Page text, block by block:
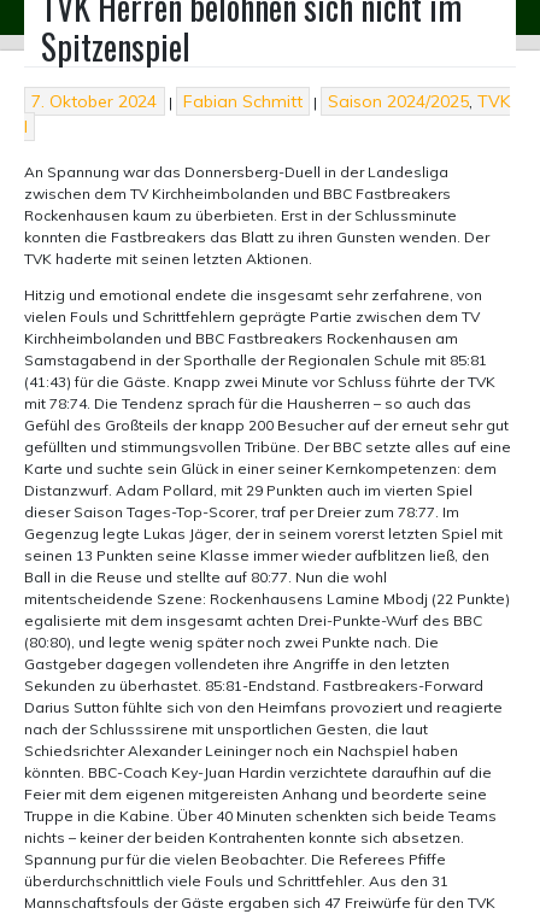
to
contentSpitzenspiel
7. Oktober 2024 | Fabian Schmitt | Saison 2024/2025,TVK
I
An Spannung war das Donnersberg-Duell in der Landesliga
zwischen dem TV Kirchheimbolanden und BBC Fastbreakers
Rockenhausen kaum zu überbieten. Erst in der Schlussminute
konnten die Fastbreakers das Blatt zu ihren Gunsten wenden. Der
TVK haderte mit seinen letzten Aktionen.
Hitzig und emotional endete die insgesamt sehr zerfahrene, von
vielen Fouls und Schrittfehlern geprägte Partie zwischen dem TV
Kirchheimbolanden und BBC Fastbreakers Rockenhausen am
Samstagabend in der Sporthalle der Regionalen Schule mit 85:81
(41:43) für die Gäste. Knapp zwei Minute vor Schluss führte der TVK
mit 78:74. Die Tendenz sprach für die Hausherren – so auch das
Gefühl des Großteils der knapp 200 Besucher auf der erneut sehr gut
gefüllten und stimmungsvollen Tribüne. Der BBC setzte alles auf eine
Karte und suchte sein Glück in einer seiner Kernkompetenzen: dem
Distanzwurf. Adam Pollard, mit 29 Punkten auch im vierten Spiel
dieser Saison Tages-Top-Scorer, traf per Dreier zum 78:77. Im
Gegenzug legte Lukas Jäger, der in seinem vorerst letzten Spiel mit
seinen 13 Punkten seine Klasse immer wieder aufblitzen ließ, den
Ball in die Reuse und stellte auf 80:77. Nun die wohl
mitentscheidende Szene: Rockenhausens Lamine Mbodj (22 Punkte)
egalisierte mit dem insgesamt achten Drei-Punkte-Wurf des BBC
(80:80), und legte wenig später noch zwei Punkte nach. Die
Gastgeber dagegen vollendeten ihre Angriffe in den letzten
Sekunden zu überhastet. 85:81-Endstand. Fastbreakers-Forward
Darius Sutton fühlte sich von den Heimfans provoziert und reagierte
nach der Schlusssirene mit unsportlichen Gesten, die laut
Schiedsrichter Alexander Leininger noch ein Nachspiel haben
könnten. BBC-Coach Key-Juan Hardin verzichtete daraufhin auf die
Feier mit dem eigenen mitgereisten Anhang und beorderte seine
Truppe in die Kabine. Über 40 Minuten schenkten sich beide Teams
nichts – keiner der beiden Kontrahenten konnte sich absetzen.
Spannung pur für die vielen Beobachter. Die Referees Pfiffe
überdurchschnittlich viele Fouls und Schrittfehler. Aus den 31
Mannschaftsfouls der Gäste ergaben sich 47 Freiwürfe für den TVK